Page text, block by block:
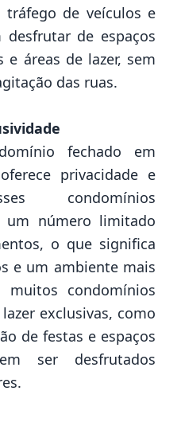
de veículos e
de espaços
áreas de lazer, sem
das ruas.
fechado em
privacidade e
condomínios
um número limitado
o que significa
e um ambiente mais
muitos condomínios
exclusivas, como
de festas e espaços
ser desfrutados